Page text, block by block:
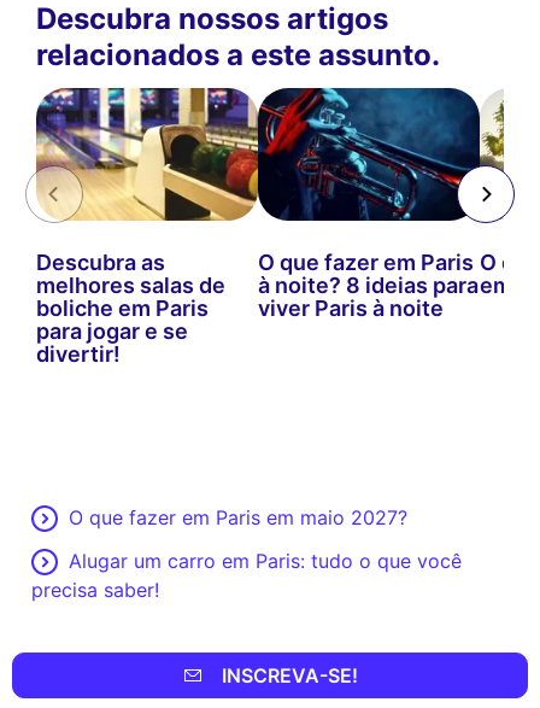
Descubra nossos artigos
relacionados a este assunto.
Descubra as
melhores salas de
boliche em Paris
para jogar e se
divertir!
O que fazer em Paris
à noite? 8 ideias para
viver Paris à noite
O
em
O que fazer em Paris em maio 2027?
Alugar um carro em Paris: tudo o que você
precisa saber!
INSCREVA-SE!